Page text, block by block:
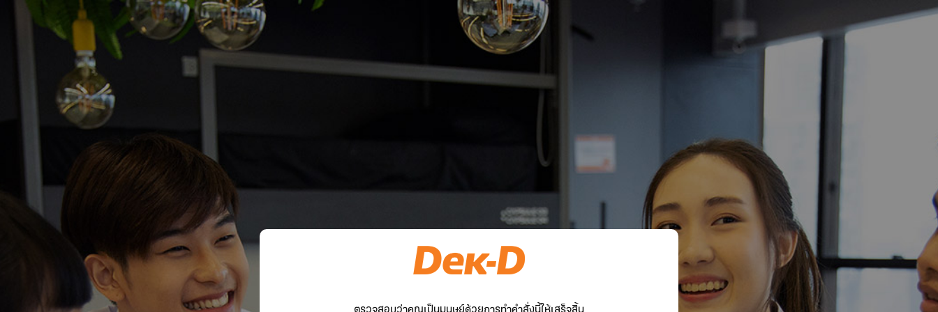
ตรวจสอบว่าคุณเป็นมนุษย์ด้วยการทำคำสั่งนี้ให้เสร็จสิ้น